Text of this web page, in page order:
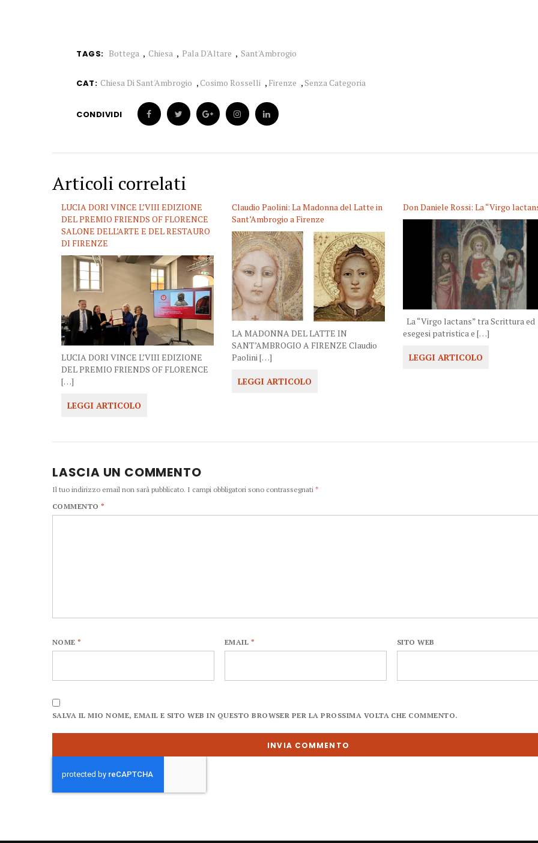
TAGS: Bottega Chiesa Pala D'Altare Sant'Ambrogio
CAT: Chiesa Di Sant'Ambrogio ,Cosimo Rosselli , Firenze , Senza Categoria
CONDIVIDI
Articoli correlati
LUCIA DORI VINCE L’VIII EDIZIONE
DEL PREMIO FRIENDS OF FLORENCE
SALONE DELL’ARTE E DEL RESTAURO
DI FIRENZE
LUCIA DORI VINCE L’VIII EDIZIONE
DEL PREMIO FRIENDS OF FLORENCE
[…]
LEGGI ARTICOLO
Claudio Paolini: La Madonna del Latte in
Sant’Ambrogio a Firenze
LA MADONNA DEL LATTE IN
SANT’AMBROGIO A FIRENZE Claudio
Paolini […]
LEGGI ARTICOLO
Don Daniele Rossi: La “Virgo
La “Virgo lactans” tra Scrittura ed
esegesi patristica e […]
LEGGI ARTICOLO
LASCIA UN COMMENTO
Il tuo indirizzo email non sarà pubblicato. I campi obbligatori sono contrassegnati *
COMMENTO*
NOME* EMAIL * SITO WEB
SALVA IL MIO NOME, EMAIL E SITO WEB IN QUESTO BROWSER PER LA PROSSIMA VOLTA CHE COMMENTO.